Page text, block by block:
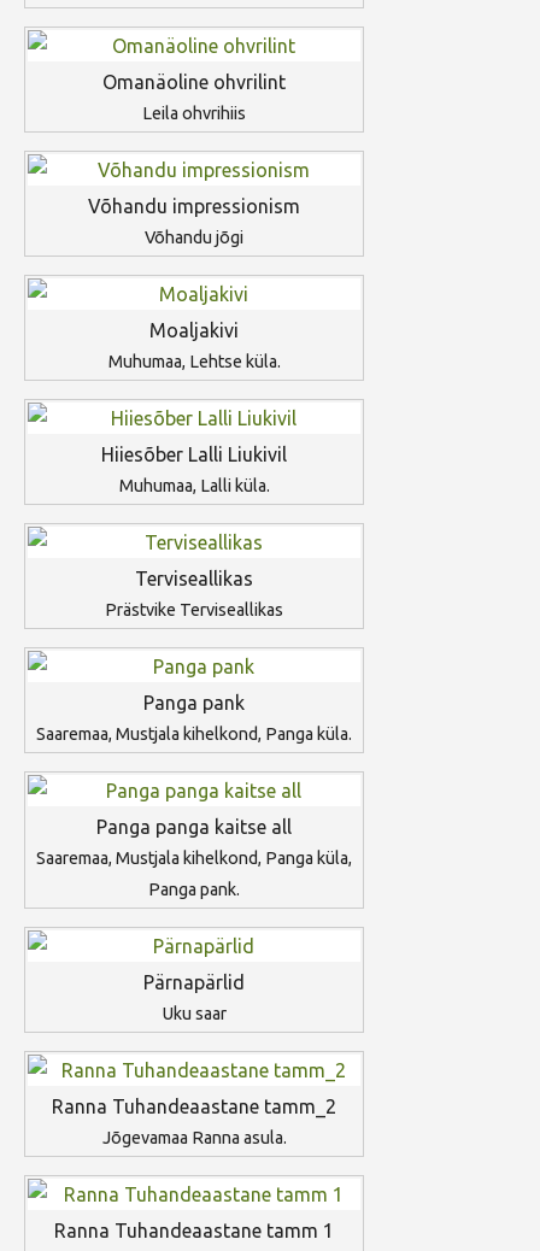
Omanäoline ohvrilint
Leila ohvrihiis
Võhandu impressionism
Võhandu jõgi
Moaljakivi
Muhumaa, Lehtse küla.
Hiiesõber Lalli Liukivil
Muhumaa, Lalli küla.
Terviseallikas
Prästvike Terviseallikas
Panga pank
Saaremaa, Mustjala kihelkond, Panga küla.
Panga panga kaitse all
Saaremaa, Mustjala kihelkond, Panga küla,
Panga pank.
Pärnapärlid
Uku saar
Ranna Tuhandeaastane tamm_2
Jõgevamaa Ranna asula.
Ranna Tuhandeaastane tamm 1